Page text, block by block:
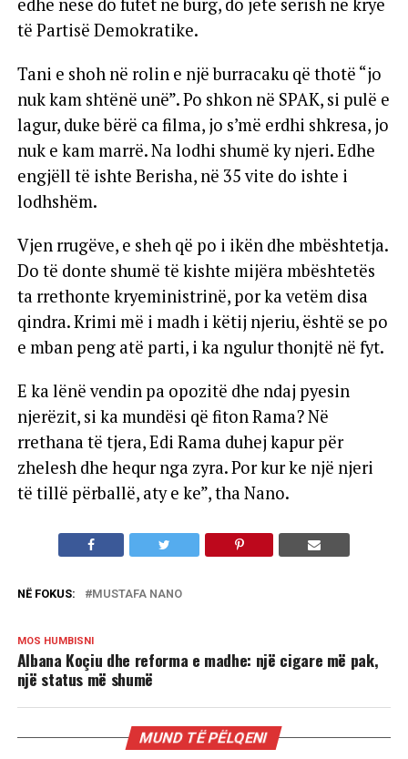
edhe nëse do futet në burg, do jetë sërish në krye
të Partisë Demokratike.
Tani e shoh në rolin e një burracaku që thotë “jo
nuk kam shtënë unë”. Po shkon në SPAK, si pulë e
lagur, duke bërë ca filma, jo s’më erdhi shkresa, jo
nuk e kam marrë. Na lodhi shumë ky njeri. Edhe
engjëll të ishte Berisha, në 35 vite do ishte i
lodhshëm.
Vjen rrugëve, e sheh që po i ikën dhe mbështetja.
Do të donte shumë të kishte mijëra mbështetës
ta rrethonte kryeministrinë, por ka vetëm disa
qindra. Krimi më i madh i këtij njeriu, është se po
e mban peng atë parti, i ka ngulur thonjtë në fyt.
E ka lënë vendin pa opozitë dhe ndaj pyesin
njerëzit, si ka mundësi që fiton Rama? Në
rrethana të tjera, Edi Rama duhej kapur për
zhelesh dhe hequr nga zyra. Por kur ke një njeri
të tillë përballë, aty e ke”, tha Nano.
NË FOKUS: MUSTAFA NANO
MOS HUMBISNI
Albana Koçiu dhe reforma e madhe: një cigare më pak,
një status më shumë
MUND TË PËLQENI